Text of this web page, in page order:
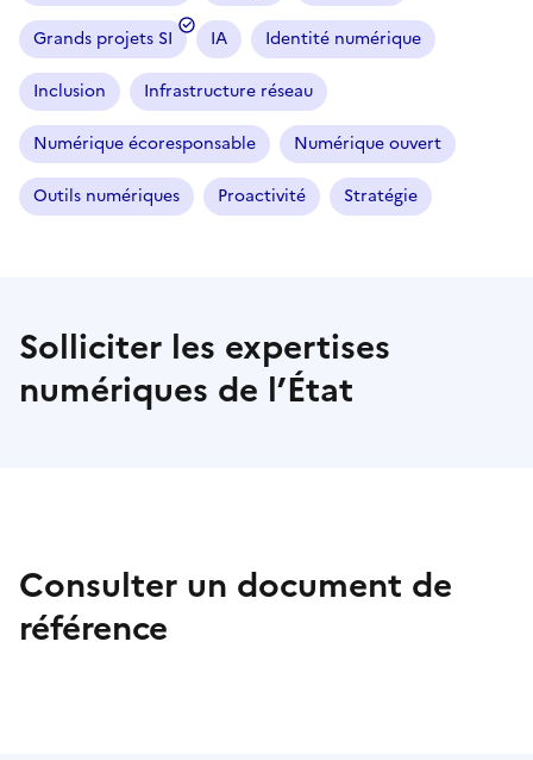
Grands projets SI IA Identité numérique
Inclusion Infrastructure réseau
Numérique écoresponsable Numérique ouvert
Outils numériques Proactivité Stratégie
Solliciter les expertises
numériques de l’État
Consulter un document de
référence